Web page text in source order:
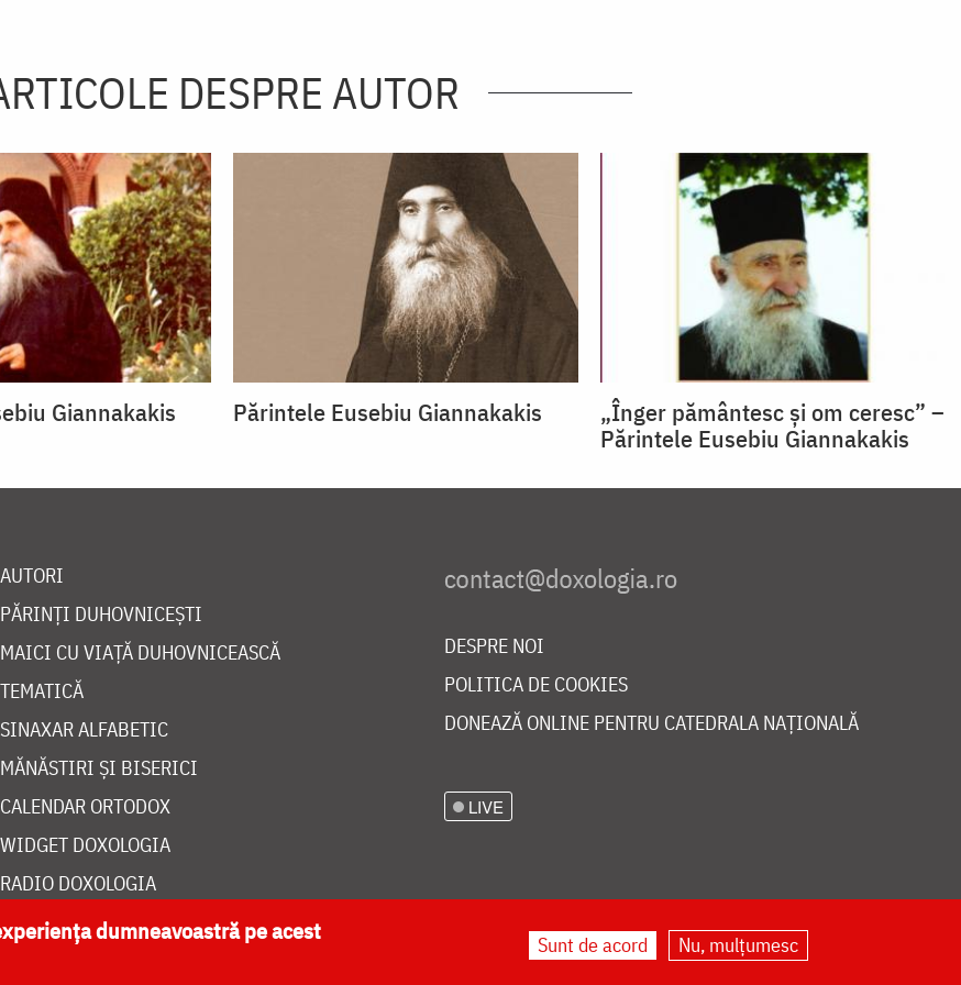
DESPRE AUTOR
Giannakakis Părintele Eusebiu Giannakakis
„Înger pământesc şi om ceresc” –
Părintele Eusebiu Giannakakis
AUTORI
PĂRINȚI DUHOVNICEȘTI
MAICI CU VIAȚĂ DUHOVNICEASCĂ
TEMATICĂ
SINAXAR ALFABETIC
MĂNĂSTIRI ȘI BISERICI
CALENDAR ORTODOX
WIDGET DOXOLOGIA
RADIO DOXOLOGIA
DESPRE NOI
POLITICA DE COOKIES
DONEAZĂ ONLINE PENTRU CATEDRALA NAȚIONALĂ
LIVE
dumneavoastră pe acest
Sunt de acord Nu, mulțumesc